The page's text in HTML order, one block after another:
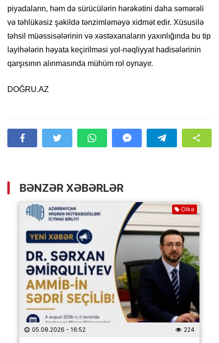
piyadaların, həm də sürücülərin hərəkətini daha səmərəli
və təhlükəsiz şəkildə tənzimləməyə xidmət edir. Xüsusilə
təhsil müəssisələrinin və xəstəxanaların yaxınlığında bu tip
layihələrin həyata keçirilməsi yol-nəqliyyat hadisələrinin
qarşısının alınmasında mühüm rol oynayır.
DOĞRU.AZ
BƏNZƏR XƏBƏRLƏR
Ölkə
05.08.2026 - 16:52 224